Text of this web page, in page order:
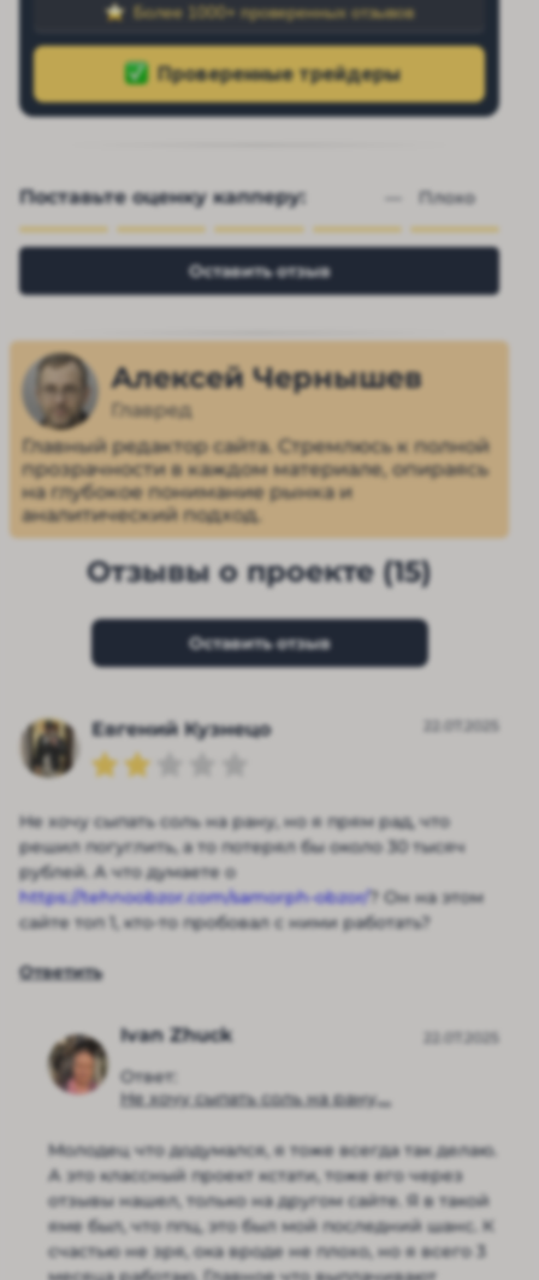
Более 1000+ проверенных отзывов
Поставьте оценку капперу: — Плохо
Оставить отзыв
Алексей Чернышев
Главред
Главный редактор сайта. Стремлюсь к полной
прозрачности в каждом материале, опираясь
на глубокое понимание рынка и
аналитический подход.
Отзывы о проекте (15)
Оставить отзыв
Евгений Кузнецо 22.07.2025
Не хочу сыпать соль на рану, но я прям рад, что
решил погуглить, а то потерял бы около 30 тысяч
рублей. А что думаете о
https://tehnoobzor.com/samorph-obzor/? Он на этом
сайте топ 1, кто-то пробовал с ними работать?
Ответить
Ivan Zhuck
Ответ:
Не хочу сыпать соль на рану,...
22.07.2025
Молодец что додумался, я тоже всегда так делаю.
А это классный проект кстати, тоже его через
отзывы нашел, только на другом сайте. Я в такой
яме был, что ппц, это был мой последний шанс. К
счастью не зря, ока вроде не плохо, но я всего 3